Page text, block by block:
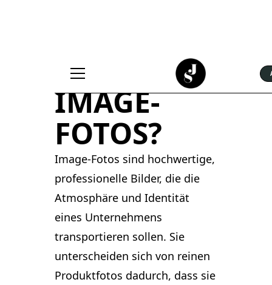
WAS SIND
IMAGE-
FOTOS?
Image-Fotos sind hochwertige,
professionelle Bilder, die die
Atmosphäre und Identität
eines Unternehmens
transportieren sollen. Sie
unterscheiden sich von reinen
Produktfotos dadurch, dass sie